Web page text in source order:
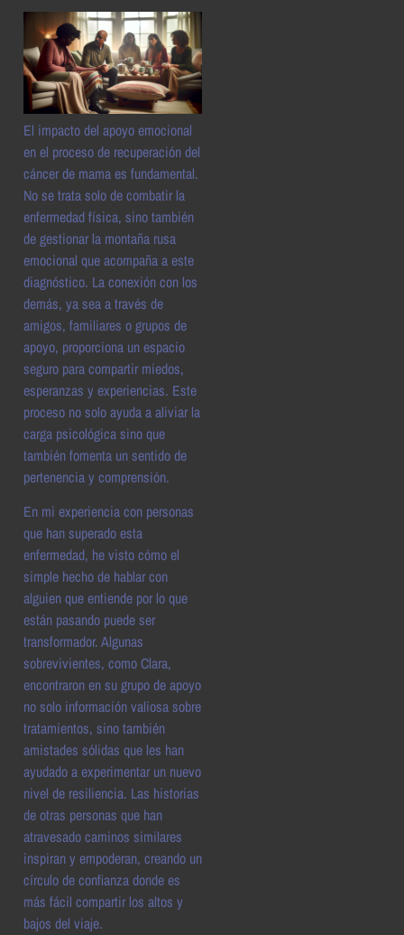
El impacto del apoyo emocional
en el proceso de recuperación del
cáncer de mama es fundamental.
No se trata solo de combatir la
enfermedad física, sino también
de gestionar la montaña rusa
emocional que acompaña a este
diagnóstico. La conexión con los
demás, ya sea a través de
amigos, familiares o grupos de
apoyo, proporciona un espacio
seguro para compartir miedos,
esperanzas y experiencias. Este
proceso no solo ayuda a aliviar la
carga psicológica sino que
también fomenta un sentido de
pertenencia y comprensión.
En mi experiencia con personas
que han superado esta
enfermedad, he visto cómo el
simple hecho de hablar con
alguien que entiende por lo que
están pasando puede ser
transformador. Algunas
sobrevivientes, como Clara,
encontraron en su grupo de apoyo
no solo información valiosa sobre
tratamientos, sino también
amistades sólidas que les han
ayudado a experimentar un nuevo
nivel de resiliencia. Las historias
de otras personas que han
atravesado caminos similares
inspiran y empoderan, creando un
círculo de confianza donde es
más fácil compartir los altos y
bajos del viaje.